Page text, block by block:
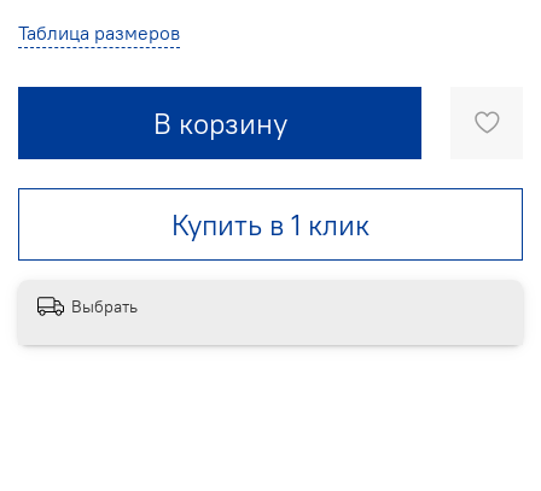
Таблица размеров
В корзину
Купить в 1 клик
Выбрать